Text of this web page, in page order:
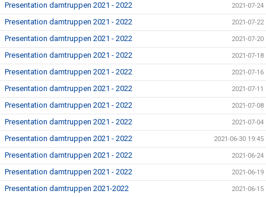
Presentation damtruppen 2021 - 2022 2021-07-24
Presentation damtruppen 2021 - 2022 2021-07-22
Presentation damtruppen 2021 - 2022 2021-07-20
Presentation damtruppen 2021 - 2022 2021-07-18
Presentation damtruppen 2021 - 2022 2021-07-16
Presentation damtruppen 2021 - 2022 2021-07-11
Presentation damtruppen 2021 - 2022 2021-07-08
Presentation damtruppen 2021 - 2022 2021-07-04
Presentation damtruppen 2021 - 2022 2021-06-30 19:45
Presentation damtruppen 2021 - 2022 2021-06-24
Presentation damtruppen 2021 - 2022 2021-06-19
Presentation damtruppen 2021-2022 2021-06-15